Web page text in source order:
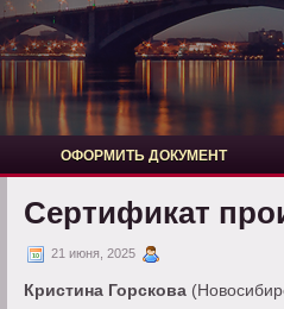
ОФОРМИТЬ ДОКУМЕНТ
Сертификат
21 июня, 2025
Кристина Горскова